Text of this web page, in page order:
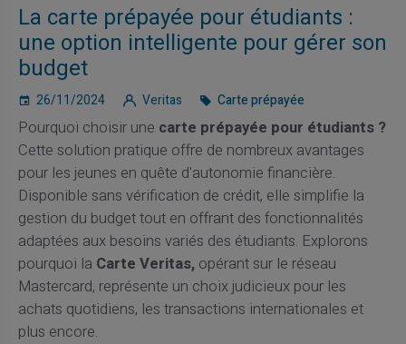
La carte prépayée pour étudiants :
une option intelligente pour gérer son
budget
26/11/2024 Veritas Carte prépayée
Pourquoi choisir une carte prépayée pour étudiants ?
Cette solution pratique offre de nombreux avantages
pour les jeunes en quête d'autonomie financière.
Disponible sans vérification de crédit, elle simplifie la
gestion du budget tout en offrant des fonctionnalités
adaptées aux besoins variés des étudiants. Explorons
pourquoi la Carte Veritas,opérant sur le réseau
Mastercard, représente un choix judicieux pour les
achats quotidiens, les transactions internationales et
plus encore.